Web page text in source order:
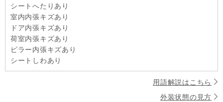
シートへたりあり
室内内張キズあり
ドア内張キズあり
荷室内張キズあり
ピラー内張キズあり
シートしわあり
用語解説はこちら
外装状態の見方